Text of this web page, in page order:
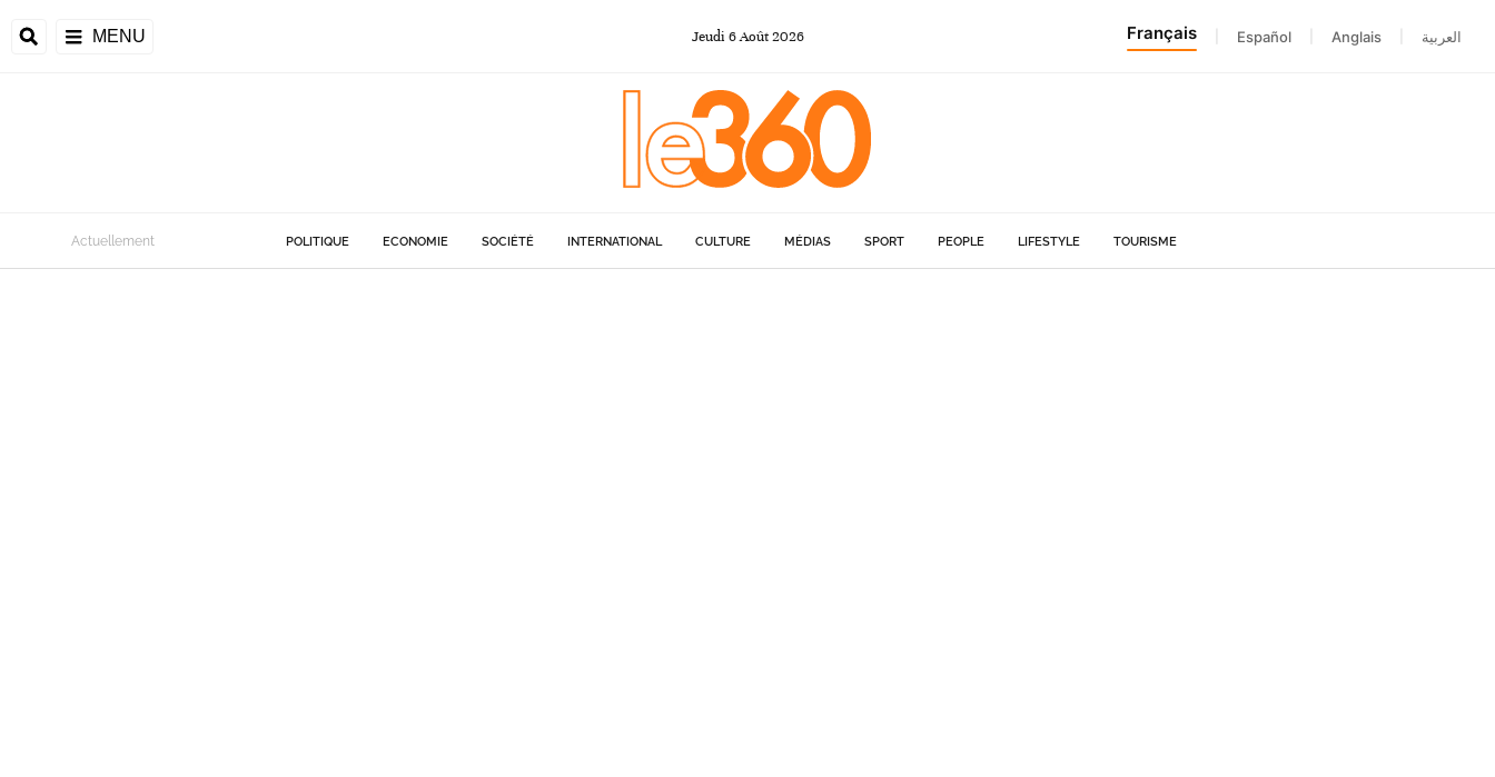
MENU Jeudi 6Août 2026 Français Español Anglais العربية
Actuellement POLITIQUE ECONOMIE SOCIÉTÉ INTERNATIONAL CULTURE MÉDIAS SPORT PEOPLE LIFESTYLE TOURISME